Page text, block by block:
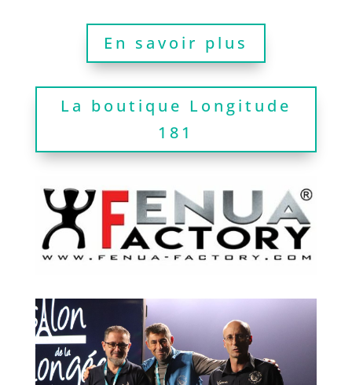
En savoir plus
La boutique Longitude
181